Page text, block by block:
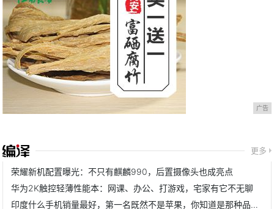
广告
更多
荣耀新机配置曝光：不只有麒麟990，后置摄像头也成亮点
华为2K触控轻薄性能本：网课、办公、打游戏，宅家有它不无聊
印度什么手机销量最好，第一名既然不是苹果，你知道是那种品牌吗